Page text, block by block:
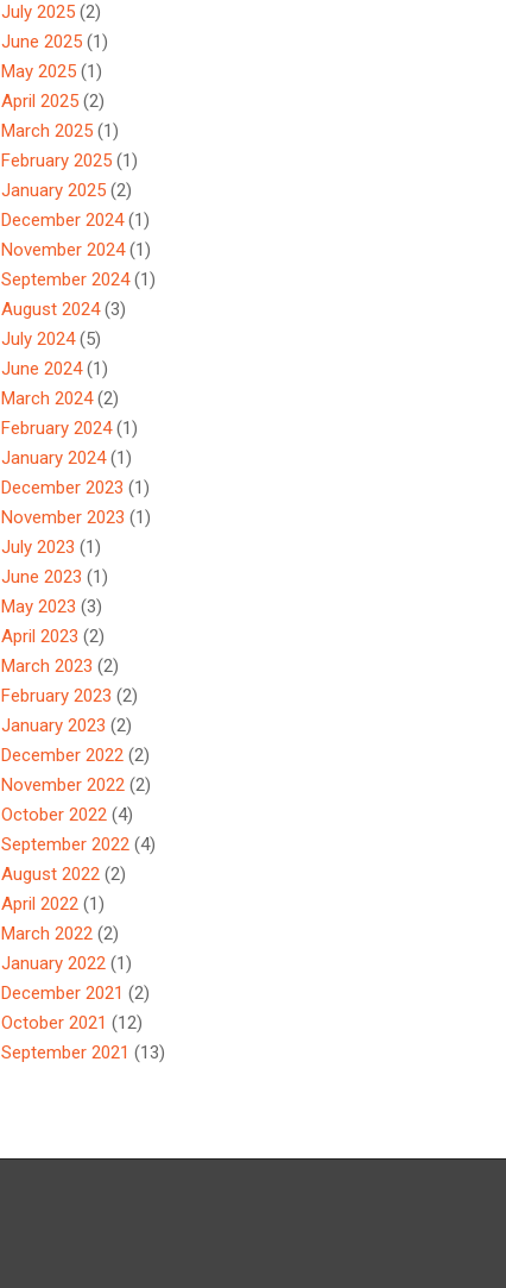
July 2025 (2)
June 2025 (1)
May 2025 (1)
April 2025 (2)
March 2025 (1)
February 2025 (1)
January 2025 (2)
December 2024(1)
November 2024(1)
September 2024(1)
August 2024(3)
July 2024(5)
June 2024(1)
March 2024(2)
February 2024(1)
January 2024(1)
December 2023 (1)
November 2023 (1)
July 2023 (1)
June 2023 (1)
May 2023 (3)
April 2023 (2)
March 2023 (2)
February 2023 (2)
January 2023 (2)
December 2022 (2)
November 2022 (2)
October 2022 (4)
September 2022 (4)
August 2022 (2)
April 2022 (1)
March 2022 (2)
January 2022 (1)
December 2021 (2)
October 2021 (12)
September 2021 (13)